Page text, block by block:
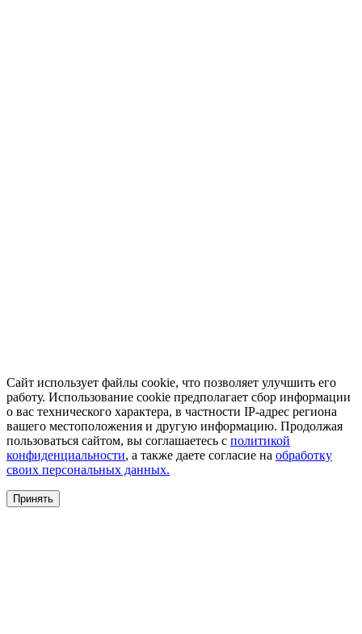
Сайт использует файлы cookie, что позволяет улучшить его
работу. Использование cookie предполагает сбор информации
о вас технического характера, в частности IP-адрес региона
вашего местоположения и другую информацию. Продолжая
пользоваться сайтом, вы соглашаетесь с политикой
конфиденциальности, а также даете согласие на обработку
своих персональных данных.
Принять